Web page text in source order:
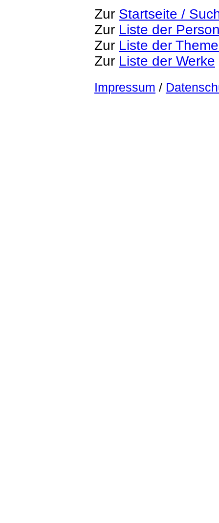
Zur Startseite /
Zur Liste der
Zur Liste der
Zur Liste der Werke
Impressum /